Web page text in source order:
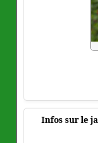
Infos sur le